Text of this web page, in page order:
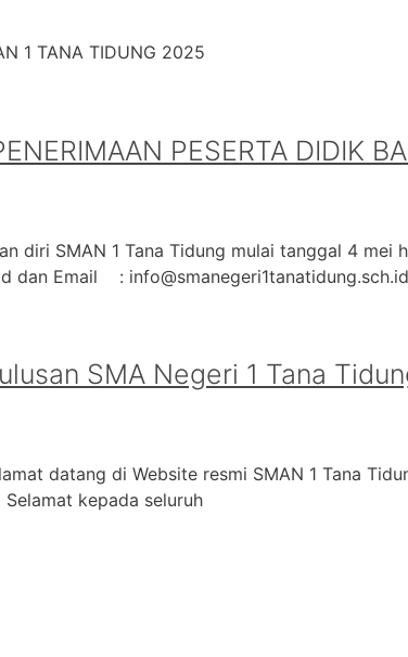
1 TANA TIDUNG 2025
PESERTA DIDIK
diri SMAN 1 Tana Tidung mulai tanggal 4
dan Email :
SMA Negeri 1 Tana
datang di Website resmi SMAN 1 Tana
kepada seluruh